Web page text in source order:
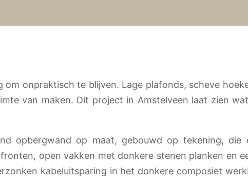
om onpraktisch te blijven. Lage plafonds, scheve
van maken. Dit project in Amstelveen laat zien
opbergwand op maat, gebouwd op tekening, die
open vakken met donkere stenen planken en
kabeluitsparing in het donkere composiet